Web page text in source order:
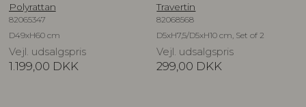
Polyrattan
82065347
D49xH60 cm
Vejl. udsalgspris
1.199,00 DKK
Travertin
82068568
D5xH7,5/D5xH10 cm, Set of 2
Vejl. udsalgspris
299,00 DKK